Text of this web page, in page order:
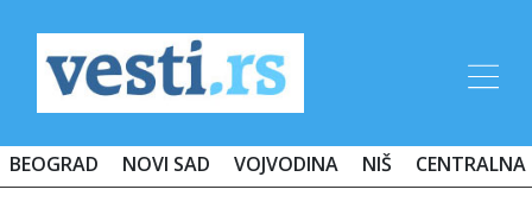
BEOGRAD NOVI SAD VOJVODINA NIŠ CENTRALNA